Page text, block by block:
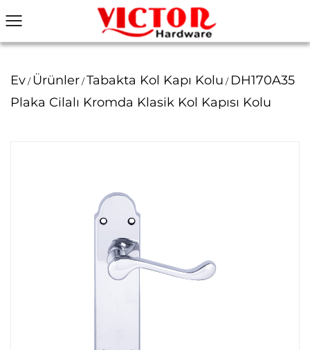
Ev / Ürünler /Tabakta Kol Kapı Kolu / DH170A35
Plaka Cilalı Kromda Klasik Kol Kapısı Kolu